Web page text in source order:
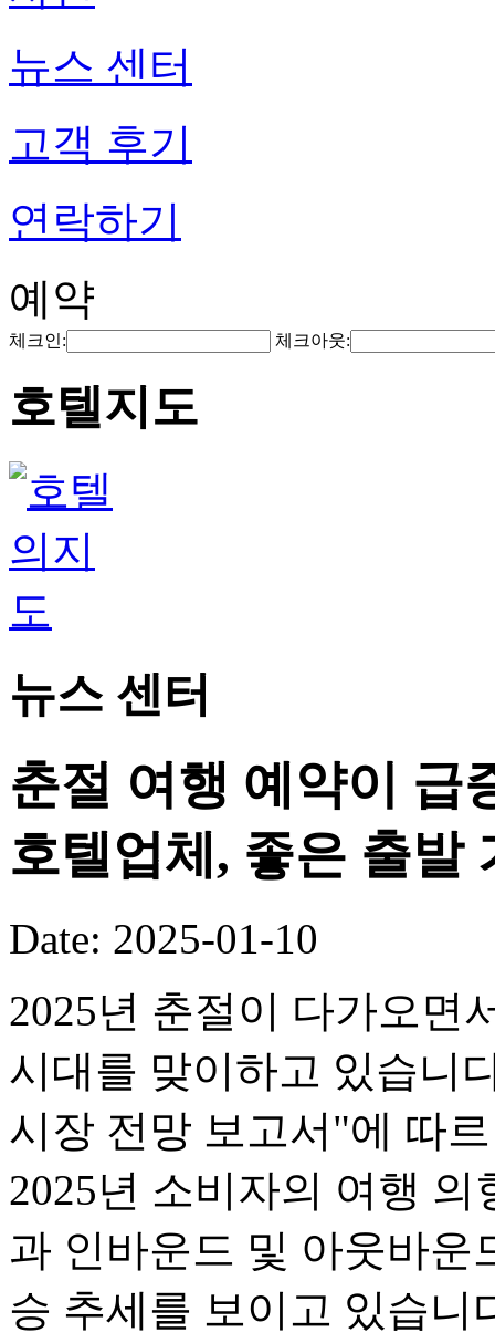
뉴스 센터
고객 후기
연락하기
예약
체크인: 체크아웃:
호텔지도
뉴스 센터
춘절 여행 예약이 급
호텔업체, 좋은 출발
Date: 2025-01-10
2025년 춘절이 다가오면
시대를 맞이하고 있습니
시장 전망 보고서"에 따
2025년 소비자의 여행
과 인바운드 및 아웃바운
승 추세를 보이고 있습니